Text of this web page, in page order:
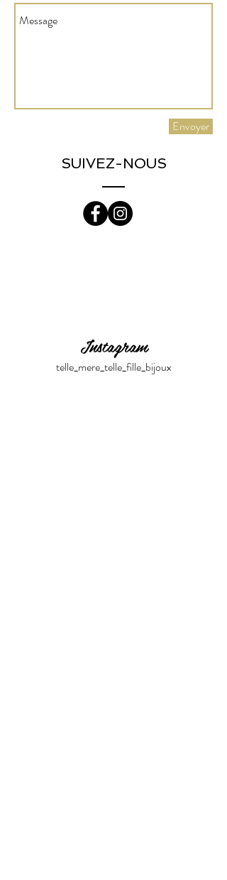
Envoyer
SUIVEZ-NOUS
Instagram
telle_mere_telle_fille_bijoux